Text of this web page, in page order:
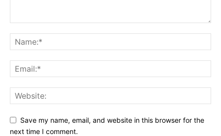
Save my name, email, and website in this browser for the
next time I comment.